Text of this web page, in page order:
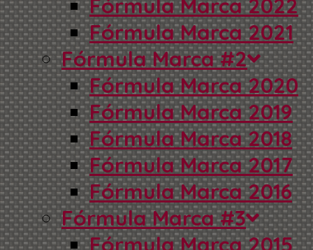
Fórmula Marca 2022
Fórmula Marca 2021
Fórmula Marca #2
Fórmula Marca 2020
Fórmula Marca 2019
Fórmula Marca 2018
Fórmula Marca 2017
Fórmula Marca 2016
Fórmula Marca #3
Fórmula Marca 2015